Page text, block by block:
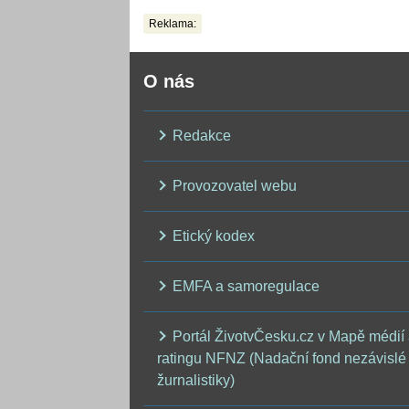
Reklama:
O nás
Redakce
Provozovatel webu
Etický kodex
EMFA a samoregulace
Portál ŽivotvČesku.cz v Mapě médií
ratingu NFNZ (Nadační fond nezávislé
žurnalistiky)